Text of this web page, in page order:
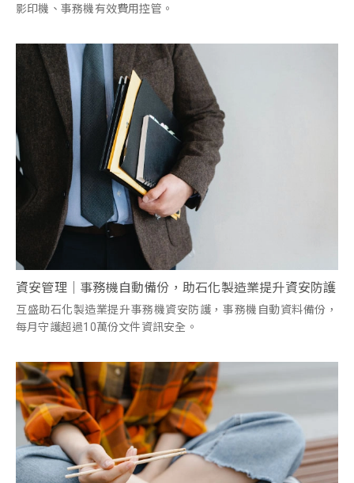
影印機、事務機有效費用控管。
資安管理｜事務機自動備份，助石化製造業提升資安防護
互盛助石化製造業提升事務機資安防護，事務機自動資料備份，
每月守護超過10萬份文件資訊安全。